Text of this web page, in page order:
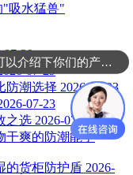
吸水猛兽"
07-29
07-29
防潮选择 2026-07-23
07-23
之选 2026-07-23
干爽的防潮能手
的货柜防护盾 2026-
可以介绍下你们的产品么？